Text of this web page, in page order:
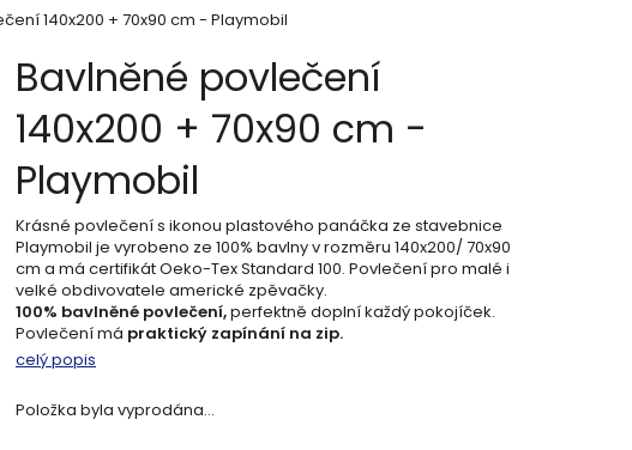
140x200 + 70x90 cm - Playmobil
Položka byla vyprodána…
Krásné povlečení s ikonou plastového panáčka ze stavebnice
Playmobil je vyrobeno ze 100% bavlny v rozměru 140x200/ 70x90
cm a má certifikát Oeko-Tex Standard 100. Povlečení pro malé i
velké obdivovatele americké zpěvačky.
100% bavlněné povlečení,perfektně doplní každý pokojíček.
Povlečení má praktický zapínání na zip.
celý popis
Bavlněné povlečení
140x200 + 70x90 cm -
Playmobil